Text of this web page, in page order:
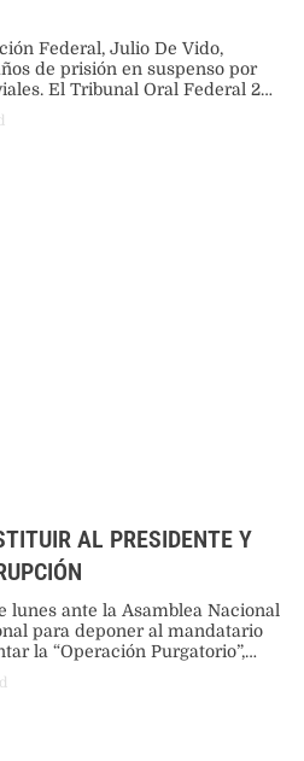
Federal, Julio De Vido,
de prisión en suspenso por
El Tribunal Oral Federal 2
AL PRESIDENTE Y
lunes ante la Asamblea Nacional
para deponer al mandatario
la “Operación Purgatorio”,
dirigida a erradicar la corrupción